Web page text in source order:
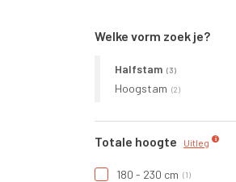
Welke vorm zoek je?
Halfstam 3
Hoogstam 2
Totale hoogte Uitleg
180 - 230 cm 1